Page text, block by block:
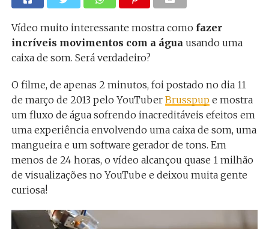
Vídeo muito interessante mostra como fazer
incríveis movimentos com a água usando uma
caixa de som. Será verdadeiro?
O filme, de apenas 2 minutos, foi postado no dia 11
de março de 2013 pelo YouTuber Brusspupe mostra
um fluxo de água sofrendo inacreditáveis efeitos em
uma experiência envolvendo uma caixa de som, uma
mangueira e um software gerador de tons. Em
menos de 24 horas, o vídeo alcançou quase 1 milhão
de visualizações no YouTube e deixou muita gente
curiosa!